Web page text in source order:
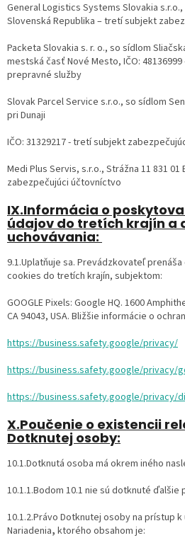
General Logistics Systems Slovakia s.r.o.,
Slovenská Republika – tretí subjekt
Packeta Slovakia s. r. o., so sídlom
mestská časť Nové Mesto, IČO:
prepravné služby
Slovak Parcel Service s.r.o., so sídlom
pri Dunaji
IČO: 31329217 - tretí subjekt
Medi Plus Servis, s.r.o., Strážna 11 831
zabezpečujúci účtovníctvo
IX.Informácia o
údajov do tretích krajín a
uchovávania:
9.1.Uplatňuje sa. Prevádzkovateľ
cookies do tretích krajín, subjektom:
GOOGLE Pixels: Google HQ. 1600
CA 94043, USA. Bližšie informácie o
https://business.safety.google/privacy/
https://business.safety.google/privacy/
https://business.safety.google/privacy/
X.Poučenie o existencii
Dotknutej osoby:
10.1.Dotknutá osoba má okrem iného
10.1.1.Bodom 10.1 nie sú dotknuté ďalšie
10.1.2.Právo Dotknutej osoby na prístup
Nariadenia, ktorého obsahom je: